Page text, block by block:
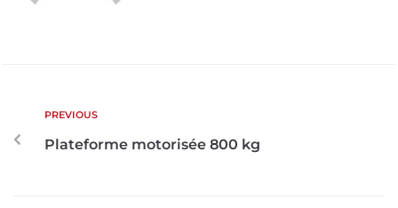
PREVIOUS
Plateforme motorisée 800 kg